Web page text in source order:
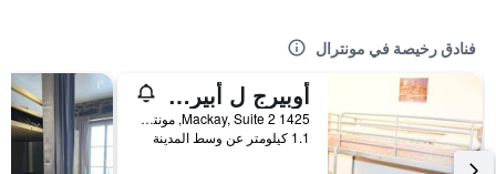
فنادق رخيصة في مونترال
أوبيرج ل أبيرو - هوستل
1425 Mackay, Suite 2, مونترال, QC, كندا
1.1 كيلومتر عن وسط المدينة